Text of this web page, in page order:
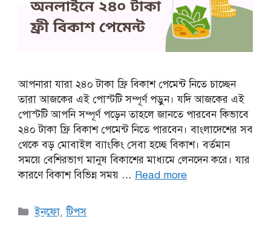
আপনারা যারা ২৪০ টাকা ফ্রি বিকাশ পেমেন্ট নিতে চাচ্ছেন
তারা আজকের এই পোস্টটি সম্পূর্ণ পড়ুন। যদি আজকের এই
পোস্টটি আপনি সম্পূর্ণ পড়েন তাহলে জানতে পারবেন কিভাবে
২৪০ টাকা ফ্রি বিকাশ পেমেন্ট নিতে পারবেন। বাংলাদেশের সব
থেকে বড় মোবাইল ব্যাংকিং সেবা হচ্ছে বিকাশ। বর্তমান
সময়ে বেশিরভাগ মানুষ বিকাশের মাধ্যমে লেনদেন করে। যার
কারণে বিকাশ বিভিন্ন সময় … Read more
Categories
ইনফো,টিপস